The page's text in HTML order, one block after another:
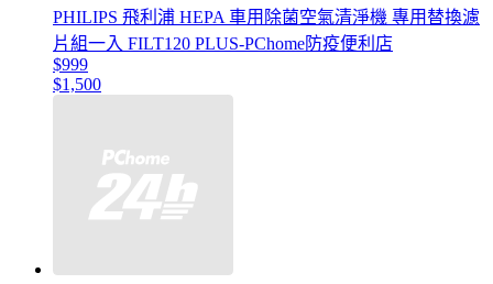
PHILIPS 飛利浦 HEPA 車用除菌空氣清淨機 專用替換濾
片組一入 FILT120 PLUS-PChome防疫便利店
$999
$1,500